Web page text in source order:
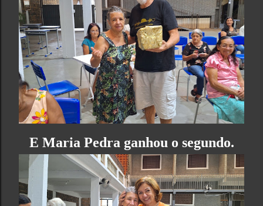
E Maria Pedra ganhou o segundo.